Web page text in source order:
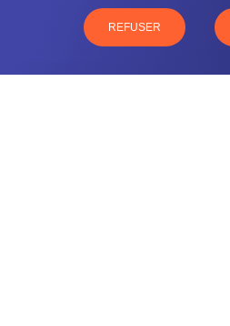
77 rue Paul Douce –
CONTACTEZ-NOUS
REFUSER